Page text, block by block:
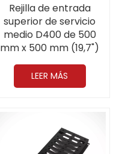
Rejilla de entrada
superior de servicio
medio D400 de 500
mm x 500 mm (19,7")
LEER MÁS